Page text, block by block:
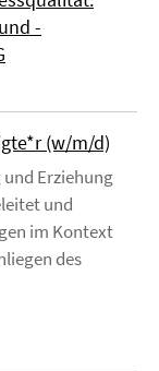
-
(w/m/d)
Erziehung
und
im Kontext
des